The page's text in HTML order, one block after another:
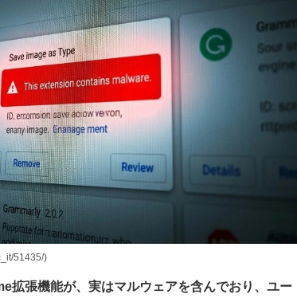
51435/)
拡張機能が、実はマルウェアを含んでおり、ユー